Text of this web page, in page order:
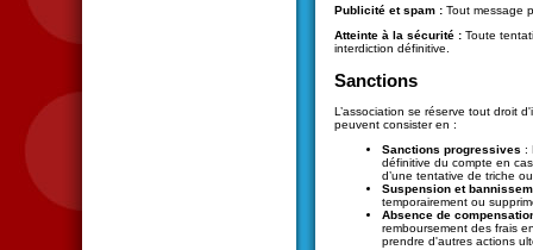
Publicité et spam :Tout message
Atteinte à la sécurité :Toute
interdiction définitive.
Sanctions
L’association se réserve tout droit
peuvent consister en :
Sanctions progressives :
définitive du compte en
d’une tentative de triche
Suspension et
temporairement ou
Absence de
remboursement des frais
prendre d'autres actions